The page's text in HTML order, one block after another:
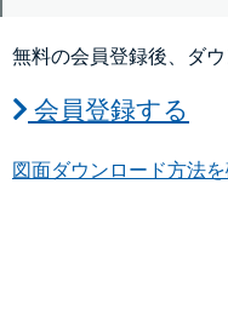
無料の会員登録後、ダウ
会員登録する
図面ダウンロード方法